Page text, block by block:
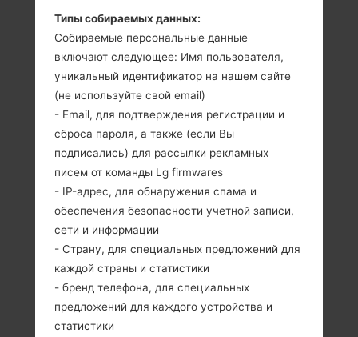
плотность
пикселей на
дюйм)
-
900 mAh
Unknown
Типы собираемых данных:
Собираемые персональные данные
включают следующее: Имя пользователя,
уникальный идентификатор на нашем сайте
(не используйте свой email)
- Email, для подтверждения регистрации и
сброса пароля, а также (если Вы
подписались) для рассылки рекламных
писем от команды Lg firmwares
- IP-адрес, для обнаружения спама и
обеспечения безопасности учетной записи,
сети и информации
- Страну, для специальных предложений для
каждой страны и статистики
- бренд телефона, для специальных
предложений для каждого устройства и
статистики